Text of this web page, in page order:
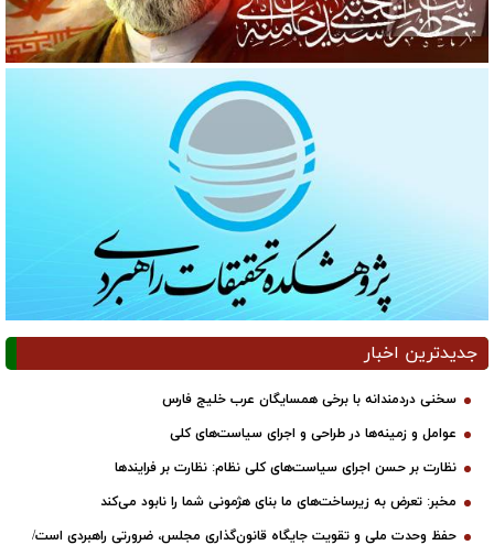
جدیدترین اخبار
سخنی دردمندانه با برخی همسایگان عرب خلیج فارس
عوامل و زمینه‌ها در طراحی و اجرای سیاست‌های کلی
نظارت بر حسن اجرای سیاست‌های کلی نظام: نظارت بر فرایندها
مخبر: تعرض به زیرساخت‌های ما بنای هژمونی شما را نابود می‌کند
حفظ وحدت ملی و تقویت جایگاه قانون‌گذاری مجلس، ضرورتی راهبردی است/